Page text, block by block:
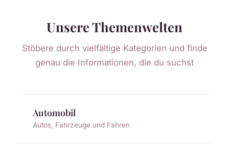
Unsere Themenwelten
Stöbere durch vielfältige Kategorien und finde
genau die Informationen, die du suchst
Automobil
Autos, Fahrzeuge und Fahren